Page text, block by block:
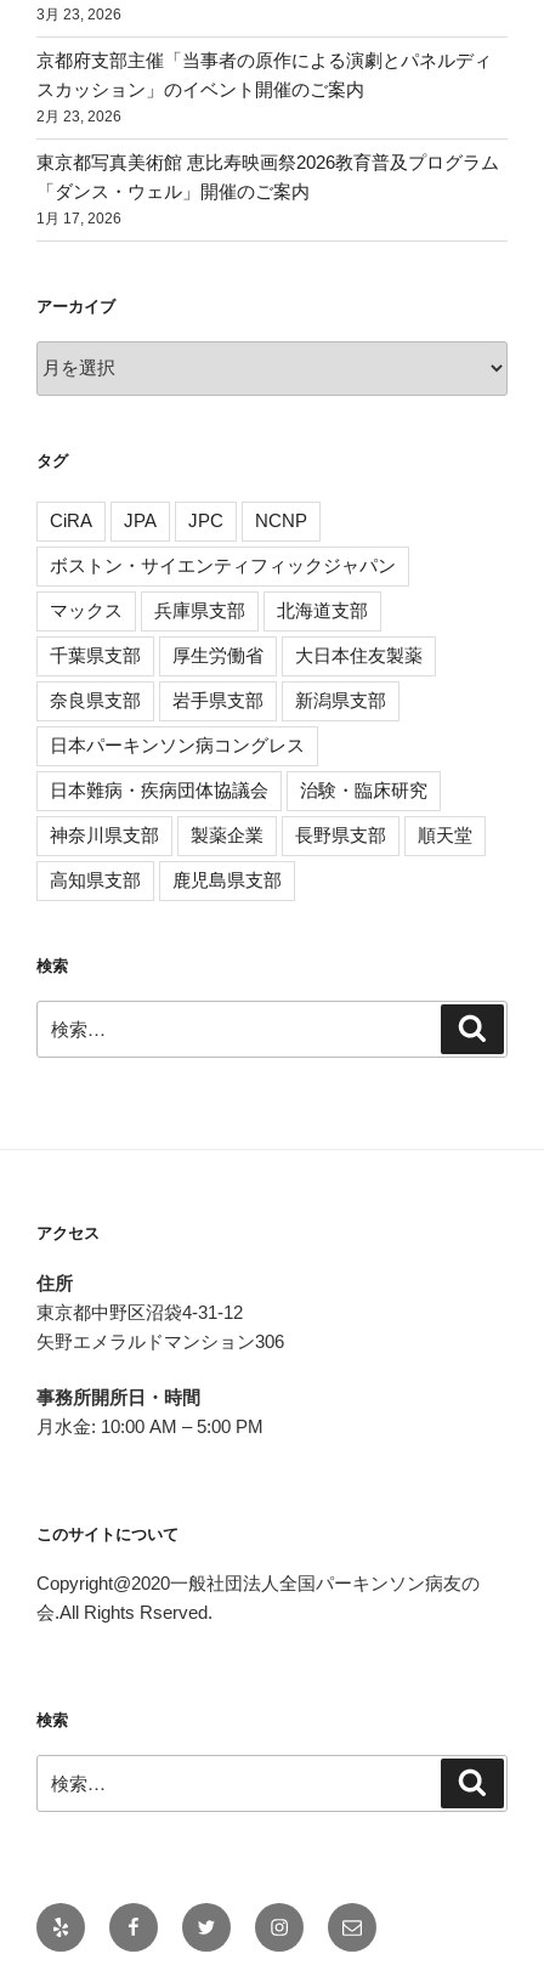
3月 23, 2026
京都府支部主催「当事者の原作による演劇とパネルディ
スカッション」のイベント開催のご案内
2月 23, 2026
東京都写真美術館 恵比寿映画祭2026教育普及プログラム
「ダンス・ウェル」開催のご案内
1月 17, 2026
アーカイブ
ー
ブ
タグ
CiRA JPA JPC NCNP
ボストン・サイエンティフィックジャパン
マックス 兵庫県支部 北海道支部
千葉県支部 厚生労働省 大日本住友製薬
奈良県支部 岩手県支部 新潟県支部
日本パーキンソン病コングレス
日本難病・疾病団体協議会 治験・臨床研究
神奈川県支部 製薬企業 長野県支部 順天堂
高知県支部 鹿児島県支部
検索
索:
アクセス
住所
東京都中野区沼袋4-31-12
矢野エメラルドマンション306
事務所開所日・時間
月水金: 10:00 AM – 5:00 PM
このサイトについて
Copyright@2020一般社団法人全国パーキンソン病友の
会.All Rights Rserved.
検索
索:
Yelp FacebookTwitter Instagramメ
ー